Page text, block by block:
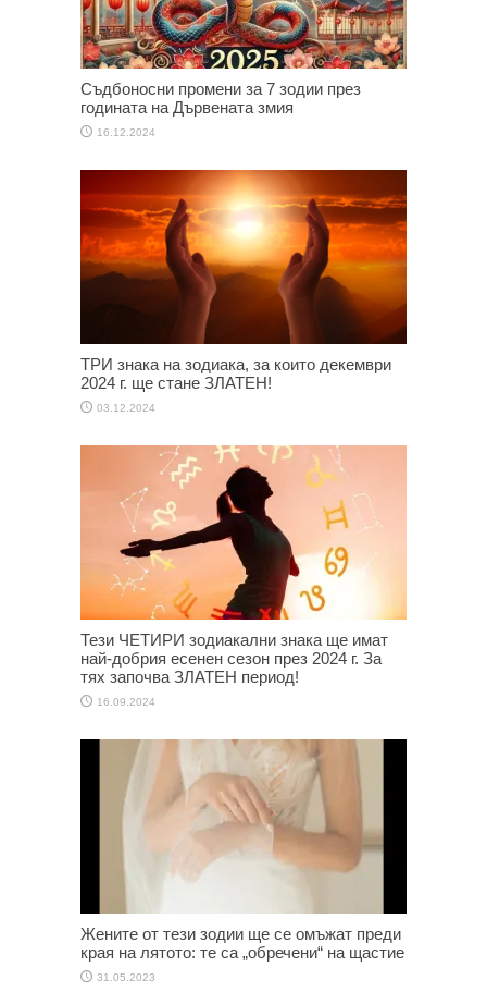
Съдбоносни промени за 7 зодии през
годината на Дървената змия
16.12.2024
ТРИ знака на зодиака, за които декември
2024 г. ще стане ЗЛАТЕН!
03.12.2024
Тези ЧЕТИРИ зодиакални знака ще имат
най-добрия есенен сезон през 2024 г. За
тях започва ЗЛАТЕН период!
16.09.2024
Жените от тези зодии ще се омъжат преди
края на лятото: те са „обречени“ на щастие
31.05.2023